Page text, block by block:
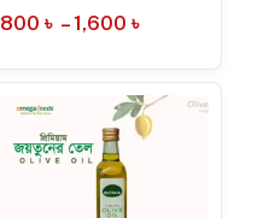
800 ৳ – 1,600 ৳